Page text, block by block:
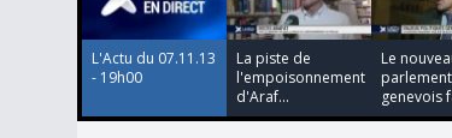
secondsVolume
90%
L'Actu du 07.11.13
- 19h00
La piste de
l'empoisonnement
d'Araf...
Le
parlement
genevois